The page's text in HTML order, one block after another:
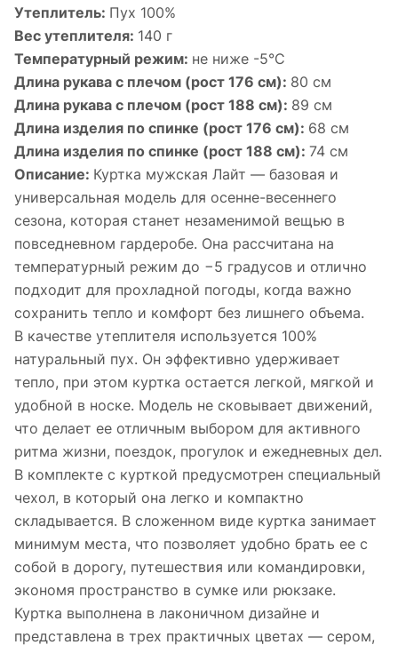
Утеплитель: Пух 100%
Вес утеплителя: 140 г
Температурный режим: не ниже -5°С
Длина рукава с плечом (рост 176 см): 80 см
Длина рукава с плечом (рост 188 см): 89 см
Длина изделия по спинке (рост 176 см): 68 см
Длина изделия по спинке (рост 188 см): 74 см
Описание: Куртка мужская Лайт — базовая и
универсальная модель для осенне-весеннего
сезона, которая станет незаменимой вещью в
повседневном гардеробе. Она рассчитана на
температурный режим до −5 градусов и отлично
подходит для прохладной погоды, когда важно
сохранить тепло и комфорт без лишнего объема.
В качестве утеплителя используется 100%
натуральный пух. Он эффективно удерживает
тепло, при этом куртка остается легкой, мягкой и
удобной в носке. Модель не сковывает движений,
что делает ее отличным выбором для активного
ритма жизни, поездок, прогулок и ежедневных дел.
В комплекте с курткой предусмотрен специальный
чехол, в который она легко и компактно
складывается. В сложенном виде куртка занимает
минимум места, что позволяет удобно брать ее с
собой в дорогу, путешествия или командировки,
экономя пространство в сумке или рюкзаке.
Куртка выполнена в лаконичном дизайне и
представлена в трех практичных цветах — сером,